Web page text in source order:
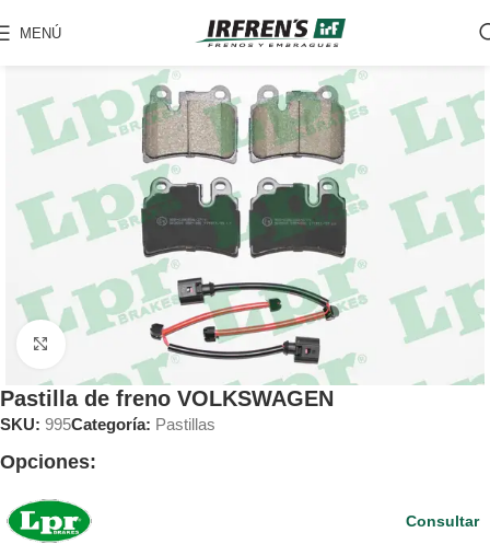
MENÚ
Clic para ampliar
Pastilla de freno VOLKSWAGEN
SKU: 995Categoría: Pastillas
Opciones:
Consultar